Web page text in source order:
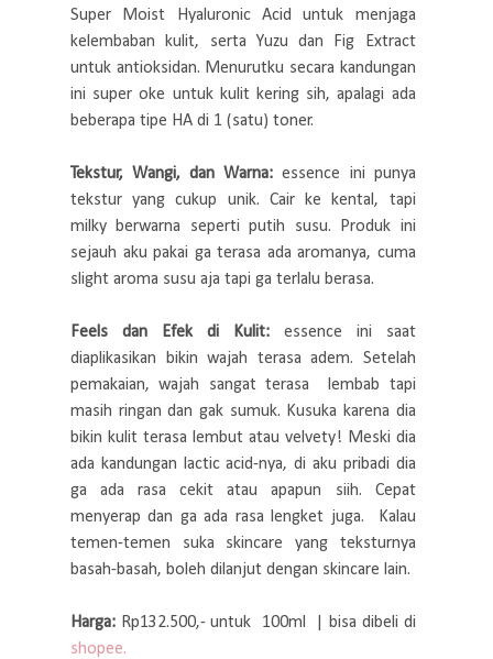
Super Moist Hyaluronic Acid untuk menjaga
kelembaban kulit, serta Yuzu dan Fig Extract
untuk antioksidan. Menurutku secara kandungan
ini super oke untuk kulit kering sih, apalagi ada
beberapa tipe HA di 1 (satu) toner.
Tekstur, Wangi, dan Warna:essence ini punya
tekstur yang cukup unik. Cair ke kental, tapi
milky berwarna seperti putih susu. Produk ini
sejauh aku pakai ga terasa ada aromanya, cuma
slight aroma susu aja tapi ga terlalu berasa.
Feels dan Efek di Kulit: essence ini saat
diaplikasikan bikin wajah terasa adem. Setelah
pemakaian, wajah sangat terasa lembab tapi
masih ringan dan gak sumuk. Kusuka karena dia
bikin kulit terasa lembut atau velvety! Meski dia
ada kandungan lactic acid-nya, di aku pribadi dia
ga ada rasa cekit atau apapun siih. Cepat
menyerap dan ga ada rasa lengket juga. Kalau
temen-temen suka skincare yang teksturnya
basah-basah, boleh dilanjut dengan skincare lain.
Harga: Rp132.500,- untuk 100ml | bisa dibeli di
shopee.